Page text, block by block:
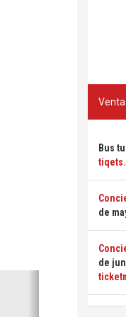
Bus
de
de